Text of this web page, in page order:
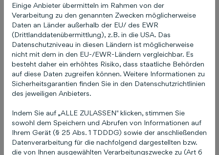
Ausrüstung bis hin zu Management-Themen“,
führt Jürgen Dölling aus. „Mit einem Magazin
den gesamten Automotive-Aftermarket
anzusprechen, ist für mich die ideale
Voraussetzung. Ich freue mich auf die
Herausforderungen in diesem spannenden
Aufgabenfeld, auf das Team und auf den Dialog
mit den Kunden“, so der neue Anzeigenleiter.
Frank Eberle, Leiter Nationaler Verkauf bei den
Schlüterschen Fachmedien, ergänzt: „Redaktion
und Verkauf arbeiten bei uns eng zusammen,
um Leser und Anzeigenkunden mit Top-Content
Einige Anbieter übermitteln im Rahmen von der
Verarbeitung zu den genannten Zwecken möglicherweise
Daten an Länder außerhalb der EU/ des EWR
(Drittlanddatenübermittlung), z.B. in die USA. Das
Datenschutzniveau in diesen Ländern ist möglicherweise
nicht mit dem in den EU-/EWR-Ländern vergleichbar. Es
besteht daher ein erhöhtes Risiko, dass staatliche Behörden
auf diese Daten zugreifen können. Weitere Informationen zu
Sicherheitsgarantien finden Sie in den Datenschutzrichtlinien
des jeweiligen Anbieters.
Indem Sie auf „ALLE ZULASSEN" klicken, stimmen Sie
sowohl dem Speichern und Abrufen von Informationen auf
Ihrem Gerät (§ 25 Abs. 1 TDDDG) sowie der anschließenden
Datenverarbeitung für die nachfolgend dargestellten bzw.
die von Ihnen ausgewählten Verarbeitungszwecke zu (Art 6